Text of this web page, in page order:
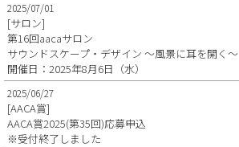
2025/07/01
[サロン]
第16回aacaサロン
サウンドスケープ・デザイン ～風景に耳を開く～
開催日：2025年8月6日（水）
2025/06/27
[AACA賞]
AACA賞2025(第35回)応募申込
※受付終了しました